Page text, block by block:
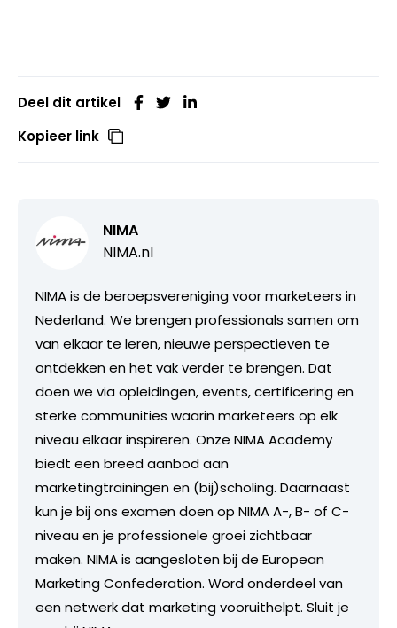
Deel dit artikel
Kopieer link
NIMA
NIMA.nl
NIMA is de beroepsvereniging voor marketeers in
Nederland. We brengen professionals samen om
van elkaar te leren, nieuwe perspectieven te
ontdekken en het vak verder te brengen. Dat
doen we via opleidingen, events, certificering en
sterke communities waarin marketeers op elk
niveau elkaar inspireren. Onze NIMA Academy
biedt een breed aanbod aan
marketingtrainingen en (bij)scholing. Daarnaast
kun je bij ons examen doen op NIMA A-, B- of C-
niveau en je professionele groei zichtbaar
maken. NIMA is aangesloten bij de European
Marketing Confederation. Word onderdeel van
een netwerk dat marketing vooruithelpt. Sluit je